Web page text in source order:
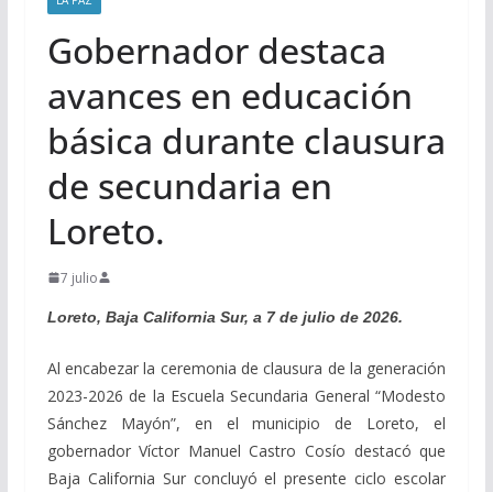
Gobernador destaca
avances en educación
básica durante clausura
de secundaria en
Loreto.
7 julio
Loreto, Baja California Sur, a 7 de julio de 2026.
Al encabezar la ceremonia de clausura de la generación
2023-2026 de la Escuela Secundaria General “Modesto
Sánchez Mayón”, en el municipio de Loreto, el
gobernador Víctor Manuel Castro Cosío destacó que
Baja California Sur concluyó el presente ciclo escolar